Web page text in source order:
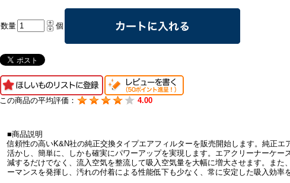
数量 個
この商品の平均評価： 4.00
■商品説明
信頼性の高いK&N社の純正交換タイプエアフィルターを販売開始します。純正エ
活かし、簡単に、しかも確実にパワーアップを実現します。エアクリーナーケー
減するだけでなく、流入空気を整流して吸入空気量を大幅に増大させます。また
ーマンスを発揮し、汚れの付着による性能低下も少なく、常に安定した吸入効率